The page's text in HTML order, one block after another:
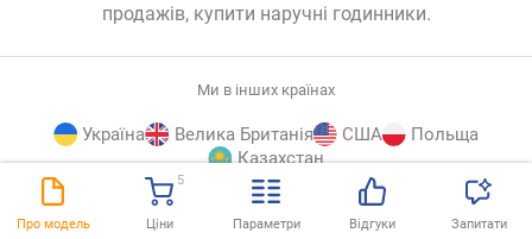
Про модель Ціни
5
Параметри Відгуки Запитати
продажів, купити наручні годинники.
Ми в інших країнах
Україна Велика Британія США
Польща
Казахстан
© E-Katalog, 2026 ВГОРУ